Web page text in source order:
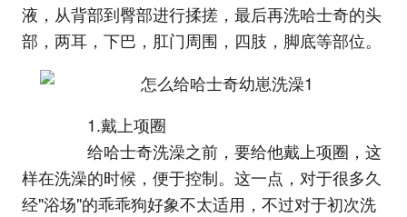
液，从背部到臀部进行揉搓，最后再洗哈士奇的头
部，两耳，下巴，肛门周围，四肢，脚底等部位。
1.戴上项圈
给哈士奇洗澡之前，要给他戴上项圈，这
样在洗澡的时候，便于控制。这一点，对于很多久
经"浴场"的乖乖狗好象不太适用，不过对于初次洗